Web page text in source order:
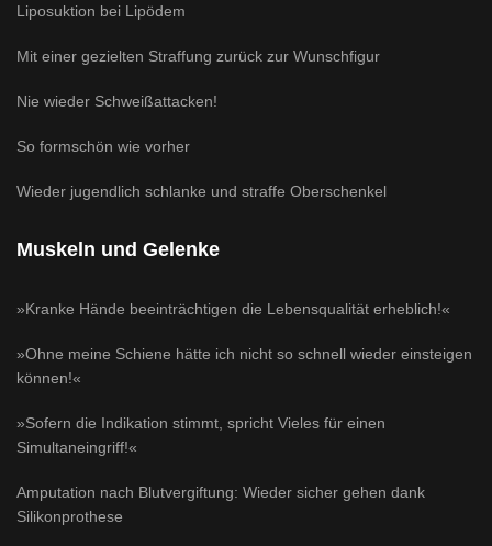
Liposuktion bei Lipödem
Mit einer gezielten Straffung zurück zur Wunschfigur
Nie wieder Schweißattacken!
So formschön wie vorher
Wieder jugendlich schlanke und straffe Oberschenkel
Muskeln und Gelenke
»Kranke Hände beeinträchtigen die Lebensqualität erheblich!«
»Ohne meine Schiene hätte ich nicht so schnell wieder einsteigen
können!«
»Sofern die Indikation stimmt, spricht Vieles für einen
Simultaneingriff!«
Amputation nach Blutvergiftung: Wieder sicher gehen dank
Silikonprothese